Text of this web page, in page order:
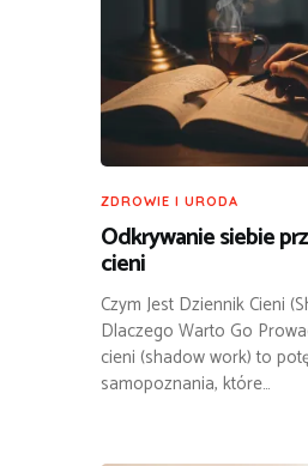
ZDROWIE I URODA
Odkrywanie siebie
cieni
Czym Jest Dziennik Cieni
Dlaczego Warto Go
cieni (shadow work) to
samopoznania, które…